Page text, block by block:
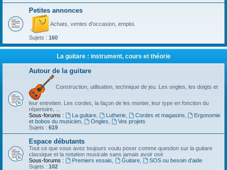
Petites annonces
Achats, ventes d'occasion, emploi.
Sujets : 160
La guitare : instrument, cours et théorie
Autour de la guitare
Construction, utilisation, technique de jeu. Les ongles, les doigts et
leur entretien. Les cordes, la façon de les monter, leur type en fonction du
répertoire, ...
Sous-forums :
La guitare, Lutherie, Cordes et magasins
Ergonomie
et bobos du musicien
Ongles
Vos projets
Sujets : 619
Espace débutants
Tout ce que vous avez toujours voulu poser comme question sur la guitare
classique et la notation musicale sans jamais avoir osé
Sous-forums :
Premiers essais Guitare,
SOS ou besoin d'aide
Sujets : 102